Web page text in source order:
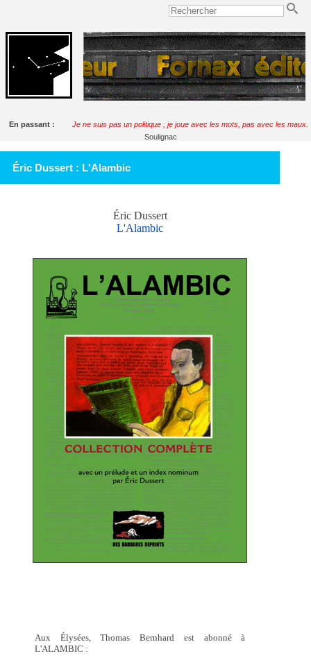
En passant :
Je ne suis pas un politique ; je joue avec les mots, pas avec les maux.
Soulignac
Éric Dussert : L'Alambic
Éric Dussert
L'Alambic
Aux Élysées, Thomas Bernhard est abonné à
L'ALAMBIC :